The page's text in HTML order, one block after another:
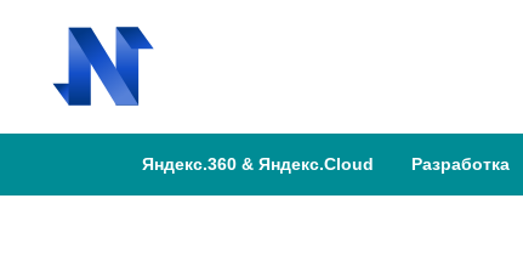
Яндекс.360 & Яндекс.Cloud Разработка